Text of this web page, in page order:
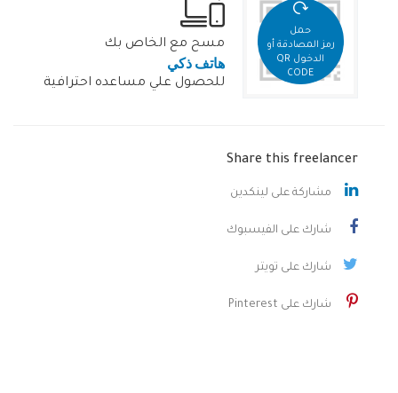
حمل
رمز المصادقة أو
الدخول QR
CODE
مسح مع الخاص بك
هاتف ذكي
للحصول علي مساعده احترافية
Share this freelancer
مشاركة على لينكدين
شارك على الفيسبوك
شارك على تويتر
شارك على Pinterest